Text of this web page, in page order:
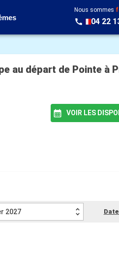
Nous sommes
04 22
au départ de Pointe à
VOIR LES
2027